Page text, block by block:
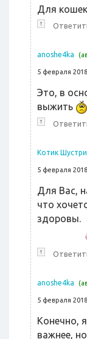
Для
↑
anoshe4ka
5 февраля
Это, в
выжить
↑
Котик
5 февраля
Для Вас,
что
здоровы.
↑
anoshe4ka
5 февраля
Конечно,
важнее,